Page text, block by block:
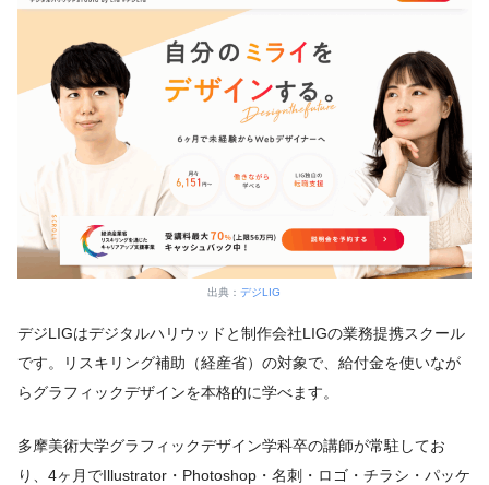
出典： デジLIG
デジLIGはデジタルハリウッドと制作会社LIGの業務提携スクール
です。リスキリング補助（経産省）の対象で、給付金を使いなが
らグラフィックデザインを本格的に学べます。
多摩美術大学グラフィックデザイン学科卒の講師が常駐してお
り、4ヶ月でIllustrator・Photoshop・名刺・ロゴ・チラシ・パッケ